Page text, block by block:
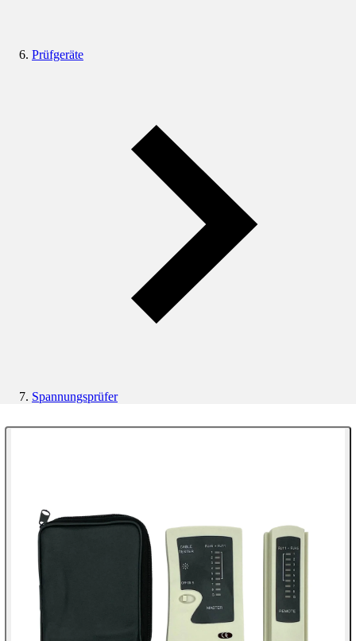
Prüfgeräte
Spannungsprüfer